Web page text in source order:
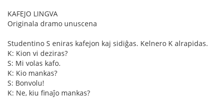
KAFEJO LINGVA
Originala dramo unuscena
Studentino S eniras kafejon kaj sidiĝas. Kelnero K alrapidas.
K: Kion vi deziras?
S: Mi volas kafo.
K: Kio mankas?
S: Bonvolu!
K: Ne, kiu finaĵo mankas?